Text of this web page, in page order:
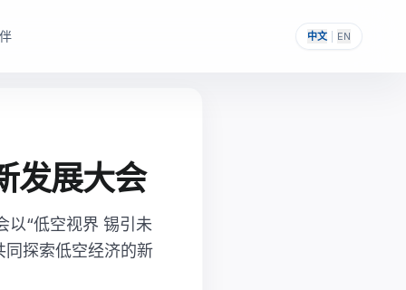
助其构建自主可控的
一次性采购与私有化部署能力。
中文 EN
发展大会
以“低空视界 锡引未
同探索低空经济的新